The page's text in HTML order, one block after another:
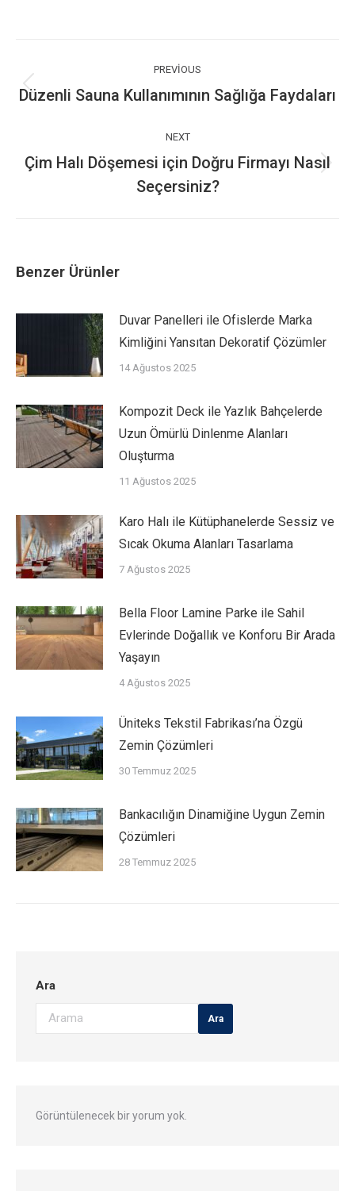
navigation
PREVIOUS
Previous
Düzenli Sauna Kullanımının Sağlığa Faydaları
NEXT
Next
post:
Çim Halı Döşemesi için Doğru Firmayı Nasıl
Seçersiniz?
Benzer Ürünler
Duvar Panelleri ile Ofislerde Marka
Kimliğini Yansıtan Dekoratif Çözümler
14 Ağustos 2025
Kompozit Deck ile Yazlık Bahçelerde
Uzun Ömürlü Dinlenme Alanları
Oluşturma
11 Ağustos 2025
Karo Halı ile Kütüphanelerde Sessiz ve
Sıcak Okuma Alanları Tasarlama
7 Ağustos 2025
Bella Floor Lamine Parke ile Sahil
Evlerinde Doğallık ve Konforu Bir Arada
Yaşayın
4 Ağustos 2025
Üniteks Tekstil Fabrikası’na Özgü
Zemin Çözümleri
30 Temmuz 2025
Bankacılığın Dinamiğine Uygun Zemin
Çözümleri
28 Temmuz 2025
Ara
Ara
Görüntülenecek bir yorum yok.